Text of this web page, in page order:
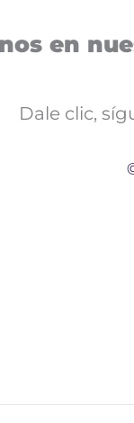
en
Dale clic,